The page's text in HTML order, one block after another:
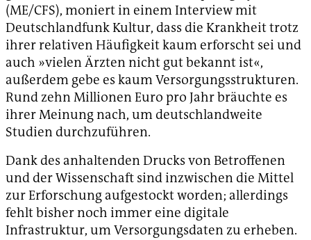
(ME/CFS), moniert in einem Interview mit
Deutschlandfunk Kultur, dass die Krankheit trotz
ihrer relativen Häufigkeit kaum erforscht sei und
auch »vielen Ärzten nicht gut bekannt ist«,
außerdem gebe es kaum Versorgungsstrukturen.
Rund zehn Millionen Euro pro Jahr bräuchte es
ihrer Meinung nach, um deutschlandweite
Studien durchzuführen.
Dank des anhaltenden Drucks von Betroffenen
und der Wissenschaft sind inzwischen die Mittel
zur Erforschung aufgestockt worden; allerdings
fehlt bisher noch immer eine digitale
Infrastruktur, um Versorgungsdaten zu erheben.